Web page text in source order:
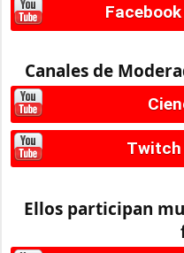
Canales de
Twitch
Ellos participan